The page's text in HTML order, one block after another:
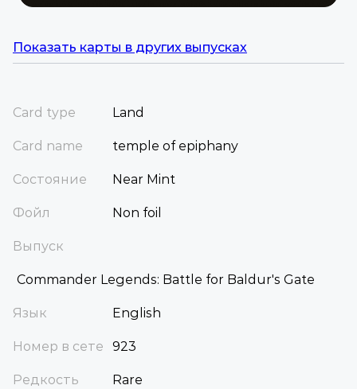
Показать карты в других выпусках
Card type Land
Card name temple of epiphany
Состояние Near Mint
Фойл Non foil
Выпуск
Commander Legends: Battle for Baldur's Gate
Язык English
Номер в сете 923
Редкость Rare